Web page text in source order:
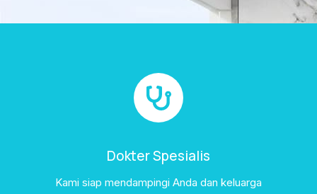
Dokter Spesialis
Kami siap mendampingi Anda dan keluarga